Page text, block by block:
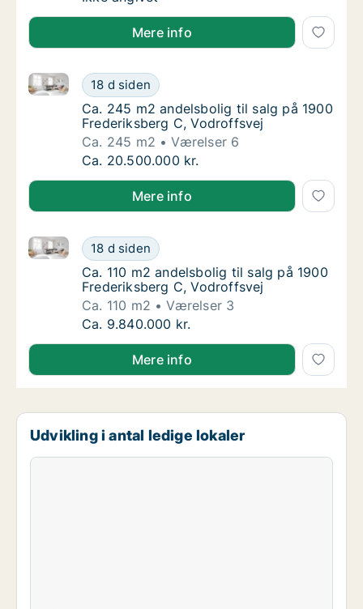
Mere info
Ca. 245 m2 andelsbolig til salg på 1900
18 d siden
Ca. 245 m2 andelsbolig til salg på 1900
Ca. 245 m2 andelsbolig til salg på 1900
Ca. 245 m2 andelsbolig til salg på 1900
Frederiksberg C, Vodroffsvej
Ca. 245 m2
Værelser 6
Ca. 245 m2 andelsbolig til salg på 1900
Ca. 20.500.000 kr.
Mere info
Ca. 110 m2 andelsbolig til salg på 1900
18 d siden
Ca. 110 m2 andelsbolig til salg på 1900
Ca. 110 m2 andelsbolig til salg på 1900
Ca. 110 m2 andelsbolig til salg på 1900
Frederiksberg C, Vodroffsvej
Ca. 110 m2
Værelser 3
Ca. 110 m2 andelsbolig til salg på 1900
Ca. 9.840.000 kr.
Mere info
Udvikling i antal ledige lokaler